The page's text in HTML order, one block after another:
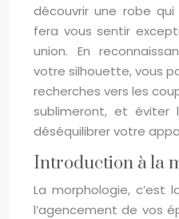
découvrir une robe
fera vous sentir
union. En
votre silhouette, vous
recherches vers les
sublimeront, et éviter
déséquilibrer votre
Introduction à la
La morphologie, c’est
l’agencement de vos